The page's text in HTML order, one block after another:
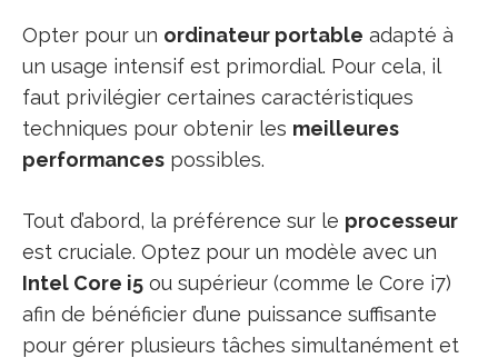
Opter pour un ordinateur portable adapté à
un usage intensif est primordial. Pour cela, il
faut privilégier certaines caractéristiques
techniques pour obtenir les meilleures
performances possibles.
Tout d’abord, la préférence sur le processeur
est cruciale. Optez pour un modèle avec un
Intel Core i5 ou supérieur (comme le Core i7)
afin de bénéficier d’une puissance suffisante
pour gérer plusieurs tâches simultanément et